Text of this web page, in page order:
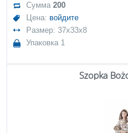
Сумма200
Цена: войдите
Размер: 37x33x8
Упаковка 1
Szopka